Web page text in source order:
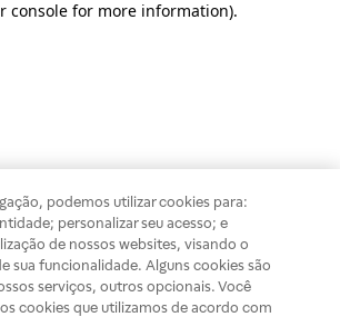
console for more information).
podemos utilizar cookies para:
personalizar seu acesso; e
de nossos websites, visando o
sua funcionalidade. Alguns cookies são
serviços, outros opcionais. Você
cookies que utilizamos de acordo com